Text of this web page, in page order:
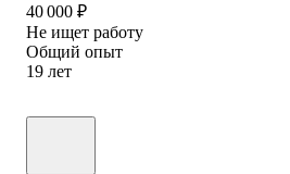
40 000 ₽
Не ищет работу
Общий опыт
19 лет